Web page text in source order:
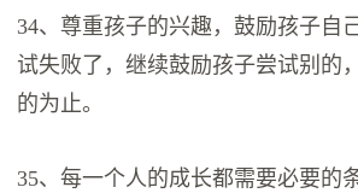
34、尊重孩子的兴趣，鼓励孩子自
试失败了，继续鼓励孩子尝试别的
的为止。
35、每一个人的成长都需要必要的